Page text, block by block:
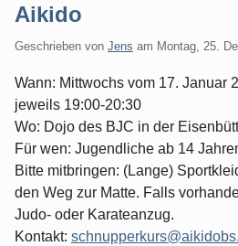
Aikido
Geschrieben von Jens am Montag, 25.
Wann: Mittwochs vom 17. Januar
jeweils 19:00-20:30
Wo: Dojo des BJC in der
Für wen: Jugendliche ab 14
Bitte mitbringen: (Lange)
den Weg zur Matte. Falls
Judo- oder Karateanzug.
Kontakt: